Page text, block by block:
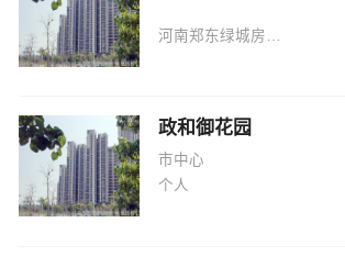
政和御花园
市中心
个人